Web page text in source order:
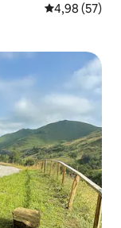
4,98 de uma
4,98 (57)